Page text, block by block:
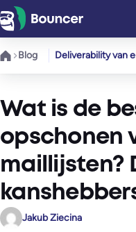
Ga
naar
de
Blog Deliverability van
Wat is de
opschonen
maillijsten?
Jakub Ziecina